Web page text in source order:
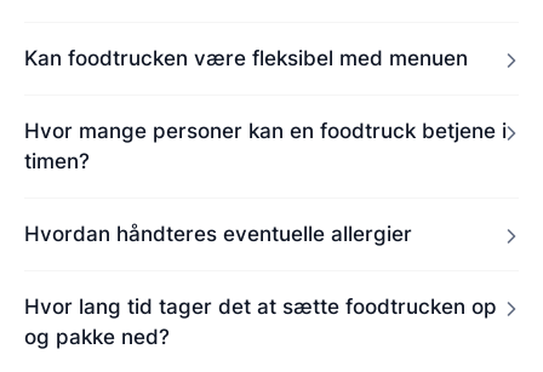
Kan foodtrucken være fleksibel med menuen
Hvor mange personer kan en foodtruck betjene i
timen?
Hvordan håndteres eventuelle allergier
Hvor lang tid tager det at sætte foodtrucken op
og pakke ned?